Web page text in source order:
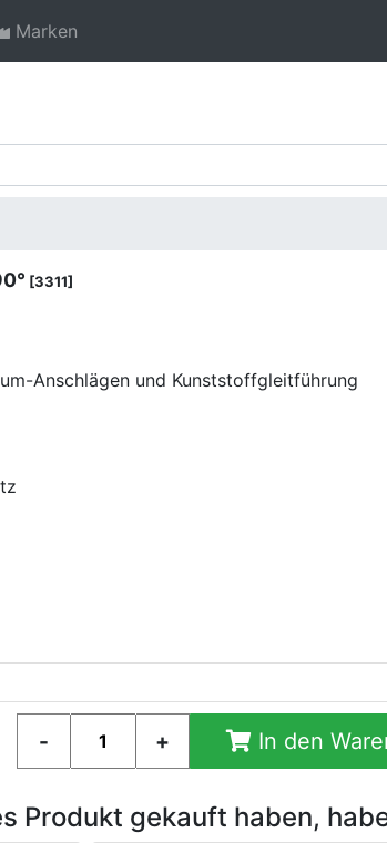
Marken
[3311]
Anschlägen und Kunststoffgleitführung
In den
Produkt gekauft haben,